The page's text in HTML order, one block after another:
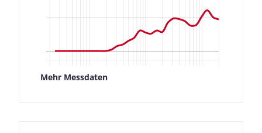
Mehr Messdaten
Fast jeder Test-Kopfhörer wird von uns geprüft:
Neben der Ermittlung des Frequenzgangs, dem
Herzstück unserer Messungen, messen wir auch die
Auswirkungen der Geräusche, die von außen nach
innen dringen.